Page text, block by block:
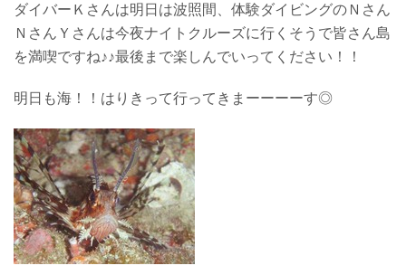
ダイバーＫさんは明日は波照間、体験ダイビングのＮさん
ＮさんＹさんは今夜ナイトクルーズに行くそうで皆さん島
を満喫ですね♪♪最後まで楽しんでいってください！！
明日も海！！はりきって行ってきまーーーーす◎